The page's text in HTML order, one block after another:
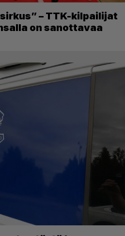
– TTK-kilpailijat
on sanottavaa